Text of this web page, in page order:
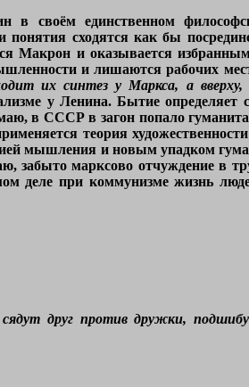
своём единственном
сходятся как бы
Макрон и оказывается
и лишаются рабочих
их синтез у Маркса, а вверху,
у Ленина. Бытие определяет
в СССР в загон попало
теория
мышления и новым упадком
забыто марксово отчуждение в
деле при коммунизме жизнь
друг против дружки,